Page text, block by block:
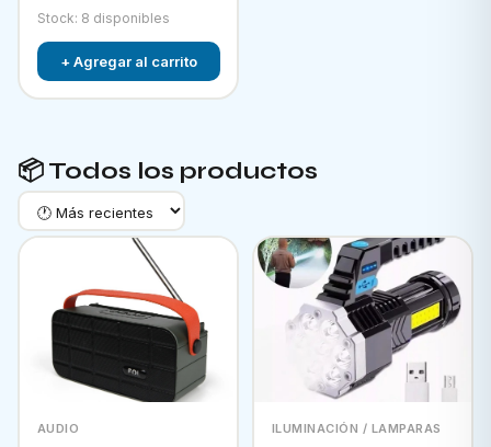
Stock: 8 disponibles
+ Agregar al carrito
📦 Todos los productos
AUDIO ILUMINACIÓN / LAMPARAS